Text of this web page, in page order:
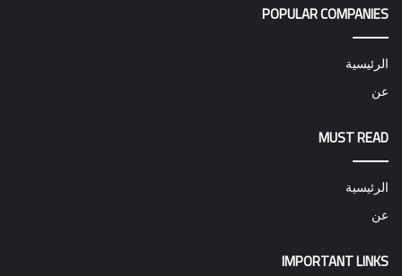
POPULAR COMPANIES
الرئيسية
عن
MUST READ
الرئيسية
عن
IMPORTANT LINKS